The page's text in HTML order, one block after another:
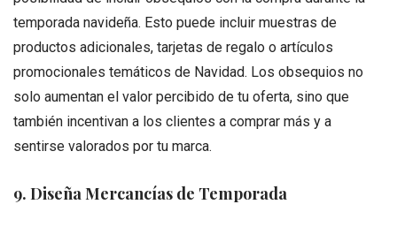
temporada navideña. Esto puede incluir muestras de
productos adicionales, tarjetas de regalo o artículos
promocionales temáticos de Navidad. Los obsequios no
solo aumentan el valor percibido de tu oferta, sino que
también incentivan a los clientes a comprar más y a
sentirse valorados por tu marca.
9. Diseña Mercancías de Temporada